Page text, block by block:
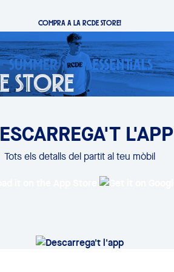
COMPRA A LA RCDE STORE!
L'APP
Tots els detalls del partit al teu mòbil